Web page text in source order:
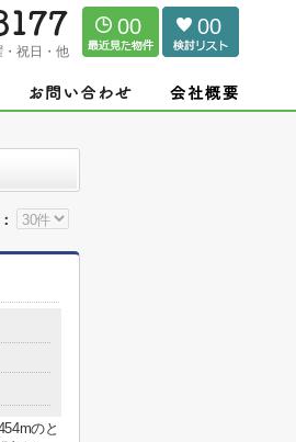
祝日・他
00 00
のと